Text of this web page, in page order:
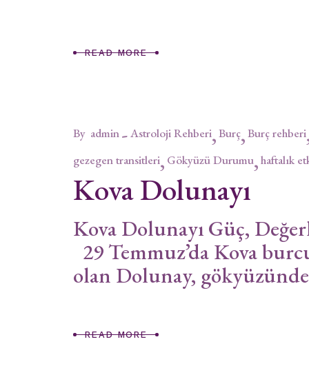
READ MORE
By admin Astroloji Rehberi Burç Burç rehberi
gezegen transitleri Gökyüzü Durumu haftalık
Kova Dolunayı
Kova Dolunayı Güç,
29 Temmuz’da Kova
olan Dolunay, gökyüzünde
READ MORE